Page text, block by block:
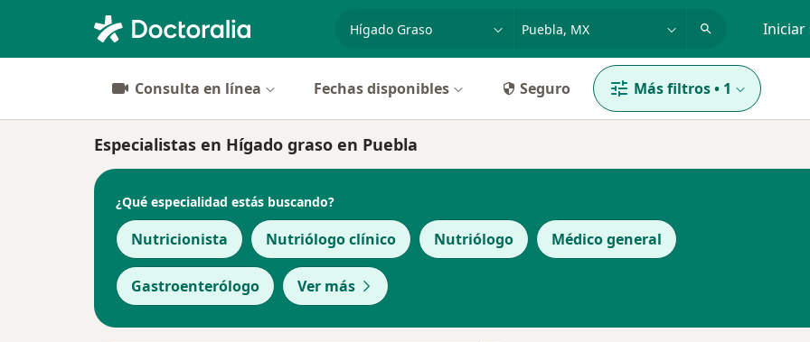
especialidad, enfermedad o nombre Iniciar
Consulta en línea Fechas disponibles Seguro Más filtros• 1
Especialistas en Hígado graso en Puebla
¿Qué especialidad estás buscando?
Nutricionista Nutriólogo clínico Nutriólogo Médico general
Gastroenterólogo Ver más